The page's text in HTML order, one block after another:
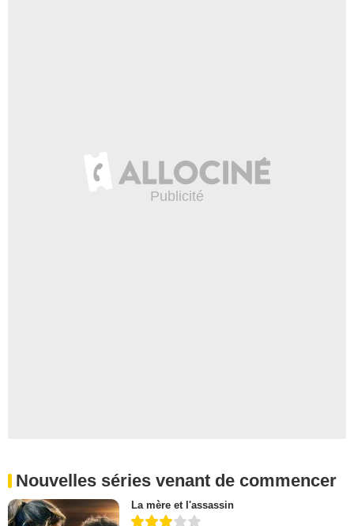
Nouvelles séries venant de commencer
La mère et l'assassin